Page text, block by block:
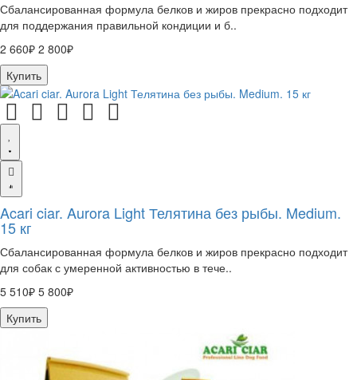
Сбалансированная формула белков и жиров прекрасно подходит
для поддержания правильной кондиции и б..
2 660₽ 2 800₽
Купить
Acari ciar. Aurora Light Телятина без рыбы. Medium.
15 кг
Сбалансированная формула белков и жиров прекрасно подходит
для собак с умеренной активностью в тече..
5 510₽ 5 800₽
Купить